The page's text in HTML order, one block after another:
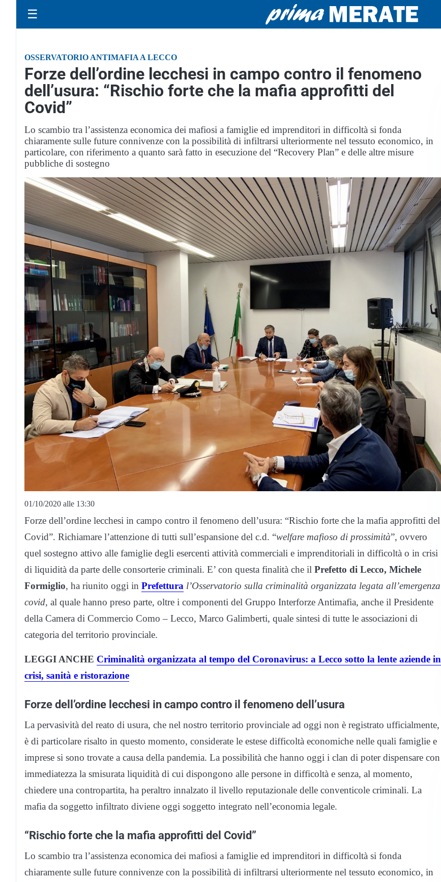
☰
OSSERVATORIO ANTIMAFIA A LECCO
Forze dell’ordine lecchesi in campo contro il fenomeno
dell’usura: “Rischio forte che la mafia approfitti del
Covid”
Lo scambio tra l’assistenza economica dei mafiosi a famiglie ed imprenditori in difficoltà si fonda
chiaramente sulle future connivenze con la possibilità di infiltrarsi ulteriormente nel tessuto economico, in
particolare, con riferimento a quanto sarà fatto in esecuzione del “Recovery Plan” e delle altre misure
pubbliche di sostegno
01/10/2020 alle 13:30
Forze dell’ordine lecchesi in campo contro il fenomeno dell’usura: “Rischio forte che la mafia approfitti del
Covid”. Richiamare l’attenzione di tutti sull’espansione del c.d. “welfare mafioso di prossimità”, ovvero
quel sostegno attivo alle famiglie degli esercenti attività commerciali e imprenditoriali in difficoltà o in crisi
di liquidità da parte delle consorterie criminali. E’ con questa finalità che il Prefetto di Lecco, Michele
Formiglio, ha riunito oggi in Prefettura l’Osservatorio sulla criminalità organizzata legata all’emergenza
covid, al quale hanno preso parte, oltre i componenti del Gruppo Interforze Antimafia, anche il Presidente
della Camera di Commercio Como – Lecco, Marco Galimberti, quale sintesi di tutte le associazioni di
categoria del territorio provinciale.
LEGGI ANCHE Criminalità organizzata al tempo del Coronavirus: a Lecco sotto la lente aziende in
crisi, sanità e ristorazione
Forze dell’ordine lecchesi in campo contro il fenomeno dell’usura
La pervasività del reato di usura, che nel nostro territorio provinciale ad oggi non è registrato ufficialmente,
è di particolare risalto in questo momento, considerate le estese difficoltà economiche nelle quali famiglie e
imprese si sono trovate a causa della pandemia. La possibilità che hanno oggi i clan di poter dispensare con
immediatezza la smisurata liquidità di cui dispongono alle persone in difficoltà e senza, al momento,
chiedere una contropartita, ha peraltro innalzato il livello reputazionale delle conventicole criminali. La
mafia da soggetto infiltrato diviene oggi soggetto integrato nell’economia legale.
“Rischio forte che la mafia approfitti del Covid”
Lo scambio tra l’assistenza economica dei mafiosi a famiglie ed imprenditori in difficoltà si fonda
chiaramente sulle future connivenze con la possibilità di infiltrarsi ulteriormente nel tessuto economico, in